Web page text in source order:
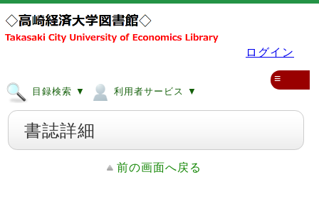
ログイン
目録検索 ▼ 利用者サービス ▼
≡
書誌詳細
前の画面へ戻る